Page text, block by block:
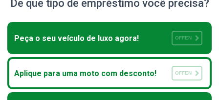
De que tipo de empréstimo você precisa?
Peça o seu veículo de luxo agora! OFFEN
Aplique para uma moto com desconto! OFFEN